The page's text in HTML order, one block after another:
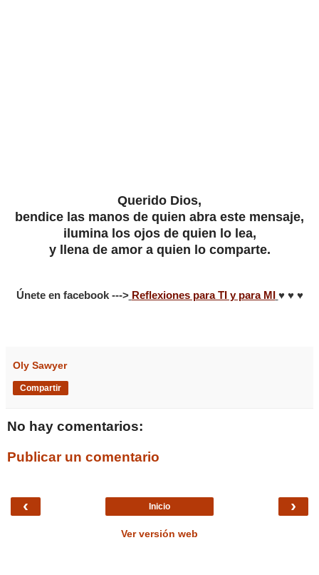
Querido Dios,
bendice las manos de quien abra este mensaje,
ilumina los ojos de quien lo lea,
y llena de amor a quien lo comparte.
Únete en facebook ---> Reflexiones para TI y para MI ♥ ♥ ♥
Oly Sawyer
Compartir
No hay comentarios:
Publicar un comentario
‹ ›
Inicio
Ver versión web